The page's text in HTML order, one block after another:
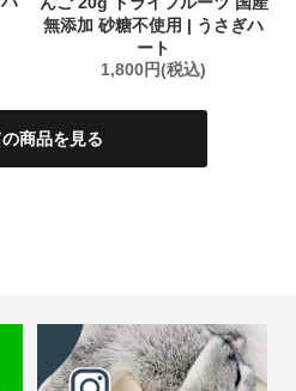
無添加 砂糖不使用 | うさぎハ
ート
1,800円(税込)
商品を見る